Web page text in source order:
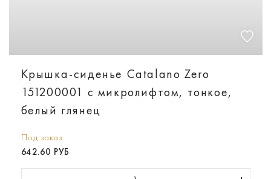
Крышка-сиденье Catalano Zero
151200001 с микролифтом, тонкое,
белый глянец
Под заказ
642.60 РУБ